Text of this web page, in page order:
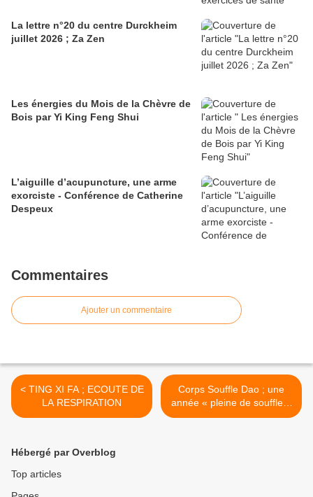
La lettre n°20 du centre Durckheim
juillet 2026 ; Za Zen
Les énergies du Mois de la Chèvre de
Bois par Yi King Feng Shui
L’aiguille d’acupuncture, une arme
exorciste - Conférence de Catherine
Despeux
Commentaires
Ajouter un commentaire
< TING XI FA ; ECOUTE DE
LA RESPIRATION
Corps Souffle Dao ; une
année « pleine de souffle »
! >
Hébergé par Overblog
Top articles